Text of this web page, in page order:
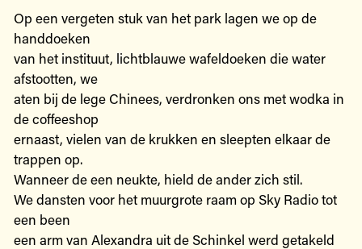
Op een vergeten stuk van het park lagen we op de
handdoeken
van het instituut, lichtblauwe wafeldoeken die water
afstootten, we
aten bij de lege Chinees, verdronken ons met wodka in
de coffeeshop
ernaast, vielen van de krukken en sleepten elkaar de
trappen op.
Wanneer de een neukte, hield de ander zich stil.
We dansten voor het muurgrote raam op Sky Radio tot
een been
een arm van Alexandra uit de Schinkel werd getakeld